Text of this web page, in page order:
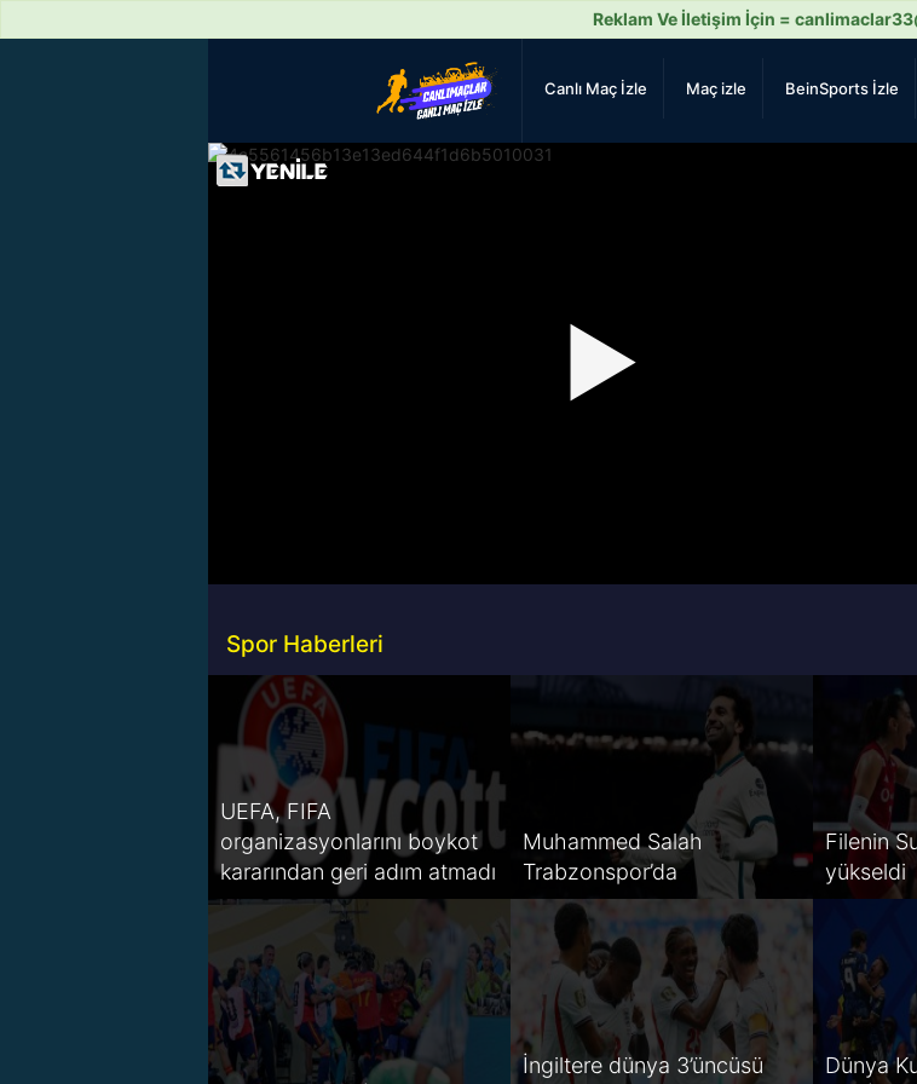
Reklam Ve İletişim İçin =
Canlı Maç İzle Maç izle BeinSports İzle
▶
Spor Haberleri
UEFA, FIFA
organizasyonlarını boykot
kararından geri adım atmadı
Muhammed Salah
Trabzonspor’da
Filenin
yükseldi
İngiltere dünya 3’üncüsü
Dünya